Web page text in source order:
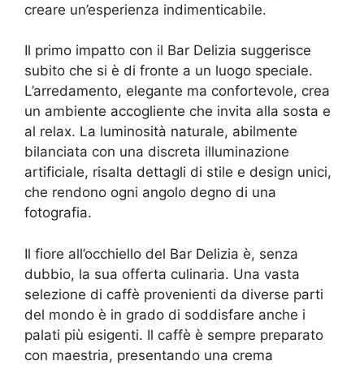
creare un’esperienza indimenticabile.
Il primo impatto con il Bar Delizia suggerisce
subito che si è di fronte a un luogo speciale.
L’arredamento, elegante ma confortevole, crea
un ambiente accogliente che invita alla sosta e
al relax. La luminosità naturale, abilmente
bilanciata con una discreta illuminazione
artificiale, risalta dettagli di stile e design unici,
che rendono ogni angolo degno di una
fotografia.
Il fiore all’occhiello del Bar Delizia è, senza
dubbio, la sua offerta culinaria. Una vasta
selezione di caffè provenienti da diverse parti
del mondo è in grado di soddisfare anche i
palati più esigenti. Il caffè è sempre preparato
con maestria, presentando una crema